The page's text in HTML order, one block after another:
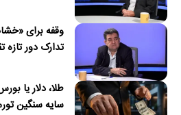
وقفه برای
تدارک دور تازه
طلا، دلار یا
سایه سنگین